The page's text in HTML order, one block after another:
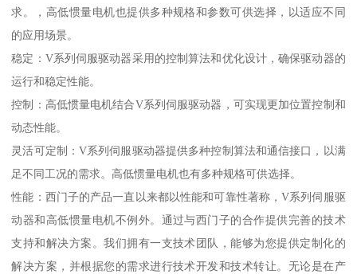
求。，高低惯量电机也提供多种规格和参数可供选择，以适应不同
的应用场景。
稳定：V系列伺服驱动器采用的控制算法和优化设计，确保驱动器的
运行和稳定性能。
控制：高低惯量电机结合V系列伺服驱动器，可实现更加位置控制和
动态性能。
灵活可定制：V系列伺服驱动器提供多种控制算法和通信接口，以满
足不同工况的需求。高低惯量电机也有多种规格可供选择。
性能：西门子的产品一直以来都以性能和可靠性著称，V系列伺服驱
动器和高低惯量电机不例外。通过与西门子的合作提供完善的技术
支持和解决方案。我们拥有一支技术团队，能够为您提供定制化的
解决方案，并根据您的需求进行技术开发和技术转让。无论是在产